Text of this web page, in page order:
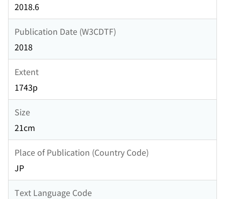
2018.6
Publication Date (W3CDTF)
2018
Extent
1743p
Size
21cm
Place of Publication (Country Code)
JP
Text Language Code